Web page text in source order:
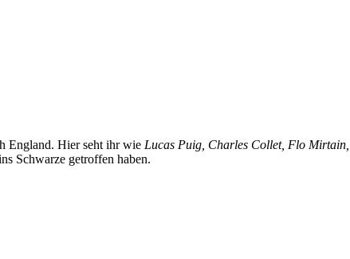
England. Hier seht ihr wie Lucas Puig, Charles Collet, Flo Mirtain,
Schwarze getroffen haben.